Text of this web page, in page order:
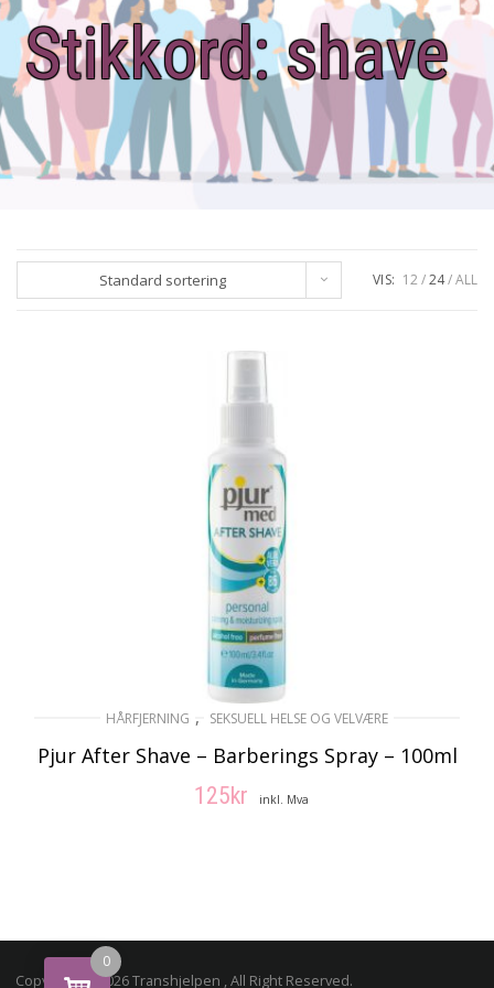
Stikkord:shave
Standard sortering VIS: 12 24 ALL
HÅRFJERNING , SEKSUELL HELSE OG VELVÆRE
Pjur After Shave – Barberings Spray – 100ml
125kr inkl. Mva
Copyright © 2026 Transhjelpen , All Right Reserved.
0